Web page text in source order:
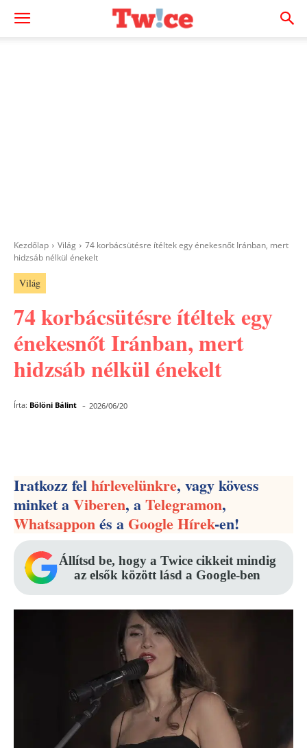
Kezdőlap Világ
74 korbácsütésre ítéltek egy énekesnőt Iránban, mert
hidzsáb nélkül énekelt
Világ
74 korbácsütésre ítéltek egy
énekesnőt Iránban, mert
hidzsáb nélkül énekelt
Írta: Bölöni Bálint - 2026/06/20
Iratkozz felhírlevelünkre, vagy kövess
minket aViberen, aTelegramon,
Whatsapponés aGoogle Hírek-en!
Állítsd be, hogy a Twice cikkeit mindig
az elsők között lásd a Google-ben